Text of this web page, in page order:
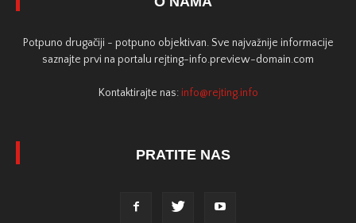
Potpuno drugačiji - potpuno objektivan. Sve najvažnije informacije
saznajte prvi na portalu rejting-info.preview-domain.com
Kontaktirajte nas: info@rejting.info
PRATITE NAS